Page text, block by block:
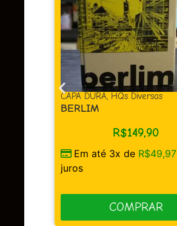
CAPA DURA, HQs Diversas
BERLIM
R$149,90
Em até 3x de R$49,97
juros
COMPRAR